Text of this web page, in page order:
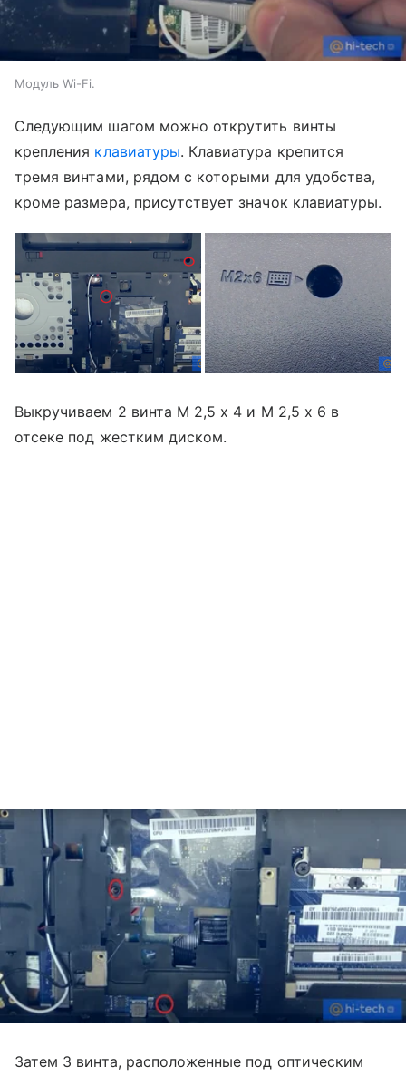
Модуль Wi-Fi.
Следующим шагом можно открутить винты
крепления клавиатуры. Клавиатура крепится
тремя винтами, рядом с которыми для удобства,
кроме размера, присутствует значок клавиатуры.
Выкручиваем 2 винта М 2,5 х 4 и М 2,5 х 6 в
отсеке под жестким диском.
Затем 3 винта, расположенные под оптическим